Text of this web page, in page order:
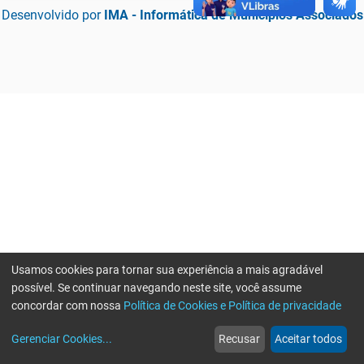
Desenvolvido por IMA - Informática de Municípios Associados
web
Notícias
more_horiz
Mais
Usamos cookies para tornar sua experiência a mais agradável
possível. Se continuar navegando neste site, você assume
concordar com nossa Política de Cookies e Política de privacidade
Gerenciar Cookies... Recusar Aceitar todos
Erro ao enviar informações, por favor tente novamente